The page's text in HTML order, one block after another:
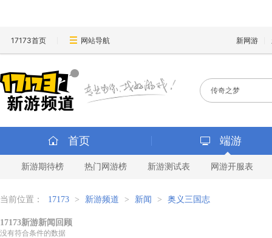
17173首页 网站导航 新网游
首页 端游
新游期待榜 热门网游榜 新游测试表 网游开服表
当前位置： 17173 > 新游频道 > 新闻 > 奥义三国志
17173新游新闻回顾
没有符合条件的数据